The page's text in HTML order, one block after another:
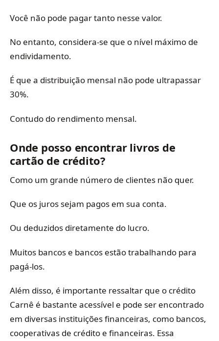
Você não pode pagar tanto nesse valor.
No entanto, considera-se que o nível máximo de
endividamento.
É que a distribuição mensal não pode ultrapassar
30%.
Contudo do rendimento mensal.
Onde posso encontrar livros de
cartão de crédito?
Como um grande número de clientes não quer.
Que os juros sejam pagos em sua conta.
Ou deduzidos diretamente do lucro.
Muitos bancos e bancos estão trabalhando para
pagá-los.
Além disso, é importante ressaltar que o crédito
Carnê é bastante acessível e pode ser encontrado
em diversas instituições financeiras, como bancos,
cooperativas de crédito e financeiras. Essa